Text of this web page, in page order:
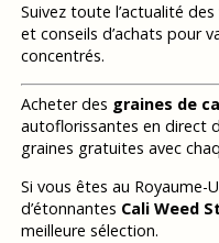
Suivez toute l’actualité
et conseils d’achats pour
concentrés.
Acheter des graines de
autoflorissantes en direct
graines gratuites avec
Si vous êtes au Royaume-
d’étonnantes Cali Weed
meilleure sélection.